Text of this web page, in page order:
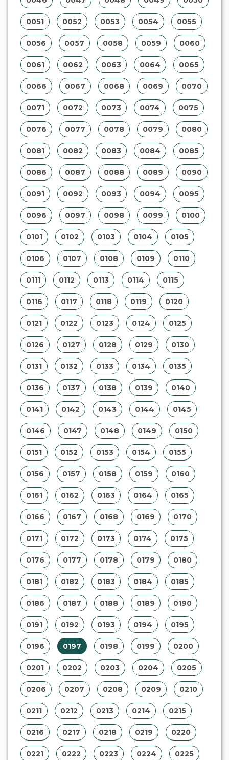
0051 0052 0053 0054 0055
0056 0057 0058 0059 0060
0061 0062 0063 0064 0065
0066 0067 0068 0069 0070
0071 0072 0073 0074 0075
0076 0077 0078 0079 0080
0081 0082 0083 0084 0085
0086 0087 0088 0089 0090
0091 0092 0093 0094 0095
0096 0097 0098 0099 0100
0101 0102 0103 0104 0105
0106 0107 0108 0109 0110
0111 0112 0113 0114 0115
0116 0117 0118 0119 0120
0121 0122 0123 0124 0125
0126 0127 0128 0129 0130
0131 0132 0133 0134 0135
0136 0137 0138 0139 0140
0141 0142 0143 0144 0145
0146 0147 0148 0149 0150
0151 0152 0153 0154 0155
0156 0157 0158 0159 0160
0161 0162 0163 0164 0165
0166 0167 0168 0169 0170
0171 0172 0173 0174 0175
0176 0177 0178 0179 0180
0181 0182 0183 0184 0185
0186 0187 0188 0189 0190
0191 0192 0193 0194 0195
0196 0197 0198 0199 0200
0201 0202 0203 0204 0205
0206 0207 0208 0209 0210
0211 0212 0213 0214 0215
0216 0217 0218 0219 0220
0221 0222 0223 0224 0225